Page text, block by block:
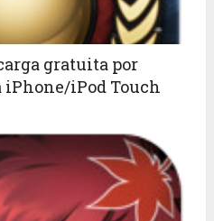
gratuita por
iPod Touch